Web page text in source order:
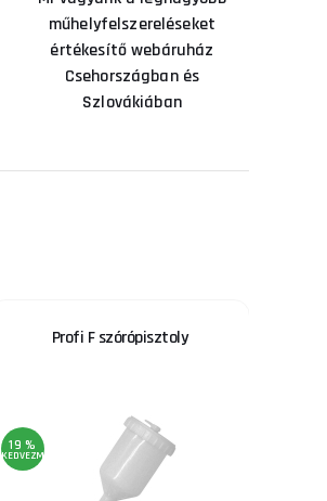
műhelyfelszereléseket
értékesítő webáruház
Csehországban és
Szlovákiában
Profi F szórópisztoly
19 %
KEDVEZMÉNY